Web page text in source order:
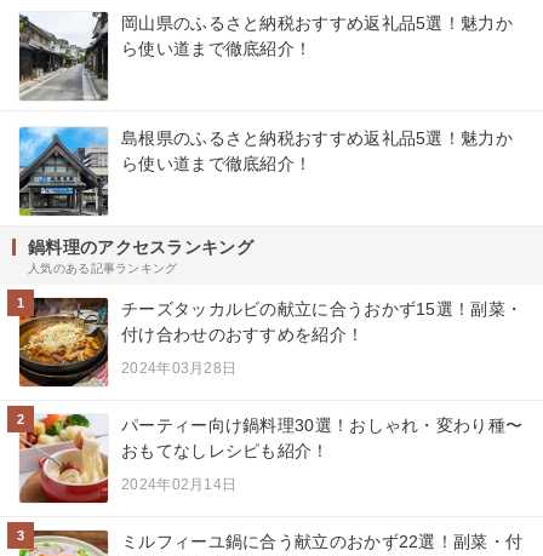
岡山県のふるさと納税おすすめ返礼品5選！魅力か
ら使い道まで徹底紹介！
島根県のふるさと納税おすすめ返礼品5選！魅力か
ら使い道まで徹底紹介！
鍋料理のアクセスランキング
人気のある記事ランキング
1
チーズタッカルビの献立に合うおかず15選！副菜・
付け合わせのおすすめを紹介！
2024年03月28日
2
パーティー向け鍋料理30選！おしゃれ・変わり種〜
おもてなしレシピも紹介！
2024年02月14日
3
ミルフィーユ鍋に合う献立のおかず22選！副菜・付